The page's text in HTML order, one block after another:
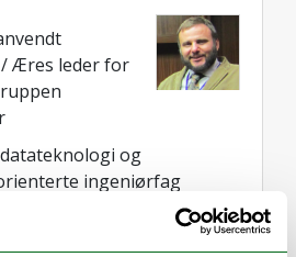
Æres leder for
og
ingeniørfag